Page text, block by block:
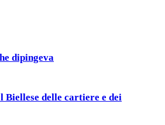
dipingeva
Biellese delle cartiere e dei